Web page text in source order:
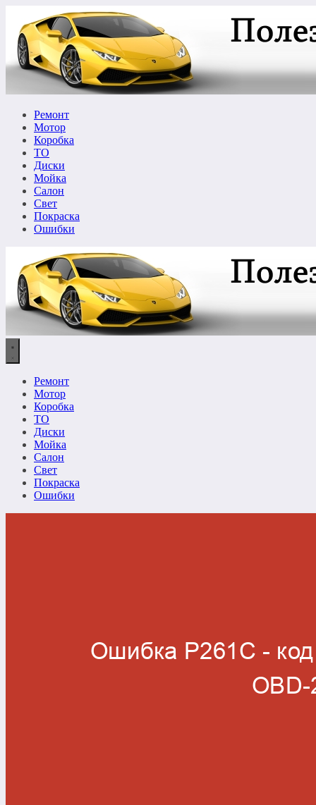
содержимому
Ремонт
Мотор
Коробка
ТО
Диски
Мойка
Салон
Свет
Покраска
Ошибки
Ремонт
Мотор
Коробка
ТО
Диски
Мойка
Салон
Свет
Покраска
Ошибки